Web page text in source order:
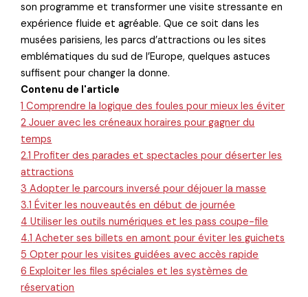
son programme et transformer une visite stressante en
expérience fluide et agréable. Que ce soit dans les
musées parisiens, les parcs d’attractions ou les sites
emblématiques du sud de l’Europe, quelques astuces
suffisent pour changer la donne.
Contenu de l'article
1 Comprendre la logique des foules pour mieux les éviter
2 Jouer avec les créneaux horaires pour gagner du
temps
2.1 Profiter des parades et spectacles pour déserter les
attractions
3 Adopter le parcours inversé pour déjouer la masse
3.1 Éviter les nouveautés en début de journée
4 Utiliser les outils numériques et les pass coupe-file
4.1 Acheter ses billets en amont pour éviter les guichets
5 Opter pour les visites guidées avec accès rapide
6 Exploiter les files spéciales et les systèmes de
réservation